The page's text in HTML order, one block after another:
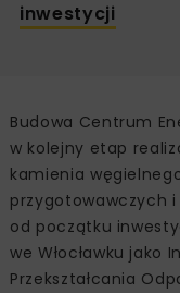
inwestycji
Budowa Centrum
w kolejny etap
kamienia
przygotowawczych
od początku
we Włocławku jako
Przekształcania